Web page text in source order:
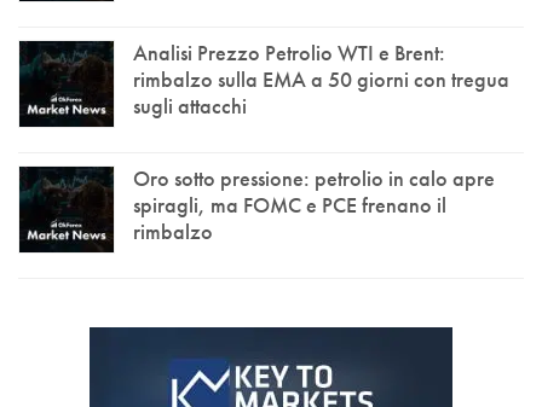
Analisi Prezzo Petrolio WTI e Brent:
rimbalzo sulla EMA a 50 giorni con tregua
sugli attacchi
Oro sotto pressione: petrolio in calo apre
spiragli, ma FOMC e PCE frenano il
rimbalzo